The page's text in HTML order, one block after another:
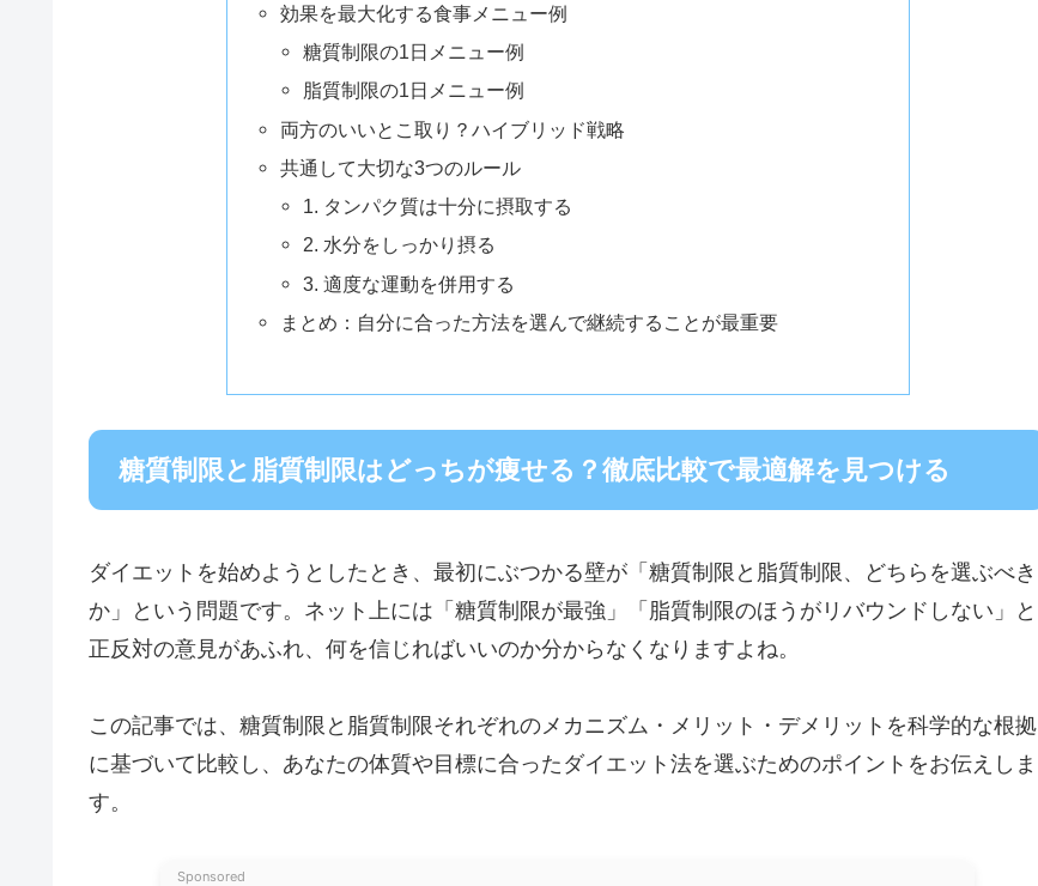
効果を最大化する食事メニュー例
糖質制限の1日メニュー例
脂質制限の1日メニュー例
両方のいいとこ取り？ハイブリッド戦略
共通して大切な3つのルール
1. タンパク質は十分に摂取する
2. 水分をしっかり摂る
3. 適度な運動を併用する
まとめ：自分に合った方法を選んで継続することが最重要
糖質制限と脂質制限はどっちが痩せる？徹底比較で最適解を見つける
ダイエットを始めようとしたとき、最初にぶつかる壁が「糖質制限と脂質制限、どちらを選ぶべき
か」という問題です。ネット上には「糖質制限が最強」「脂質制限のほうがリバウンドしない」と
正反対の意見があふれ、何を信じればいいのか分からなくなりますよね。
この記事では、糖質制限と脂質制限それぞれのメカニズム・メリット・デメリットを科学的な根拠
に基づいて比較し、あなたの体質や目標に合ったダイエット法を選ぶためのポイントをお伝えしま
す。
Sponsored